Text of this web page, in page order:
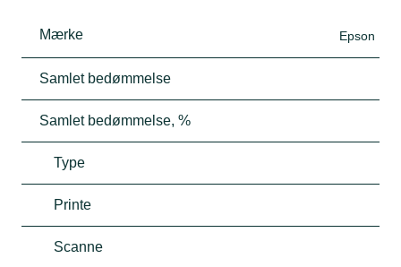
Mærke Epson
Samlet bedømmelse
Samlet bedømmelse, %
Type
Printe
Scanne